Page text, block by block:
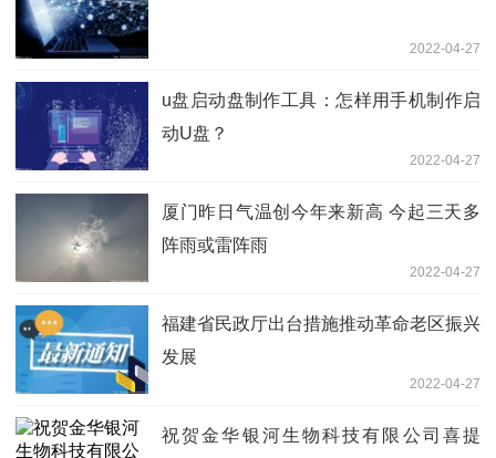
2022-04-27
u盘启动盘制作工具：怎样用手机制作启
动U盘？
2022-04-27
厦门昨日气温创今年来新高 今起三天多
阵雨或雷阵雨
2022-04-27
福建省民政厅出台措施推动革命老区振兴
发展
2022-04-27
祝贺金华银河生物科技有限公司喜提